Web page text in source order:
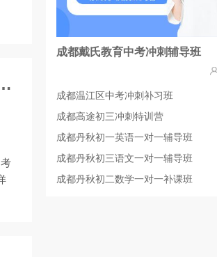
日开始，所有事项线上办理！
成都戴氏教育中考冲刺辅导班
成都温江区中考冲刺补习班
成都高途初三冲刺特训营
成都丹秋初一英语一对一辅导班
成都丹秋初三语文一对一辅导班
成都丹秋初二数学一对一补课班